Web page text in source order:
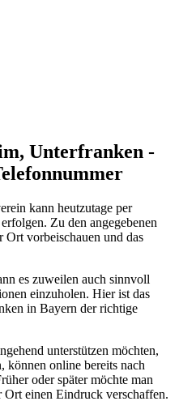
Unterfranken -
kann heutzutage per
Zu den angegebenen
vorbeischauen und das
es zuweilen auch sinnvoll
einzuholen. Hier ist das
in Bayern der richtige
unterstützen möchten,
können online bereits nach
oder später möchte man
Ort einen Eindruck verschaffen.